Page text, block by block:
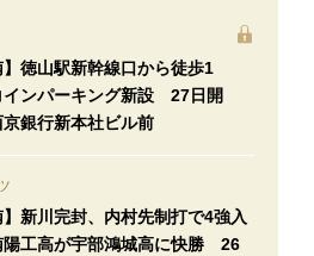
】徳山駅新幹線口から徒歩1
ンパーキング新設 27日開
銀行新本社ビル前
】新川完封、内村先制打で4強入
工高が宇部鴻城高に快勝 26